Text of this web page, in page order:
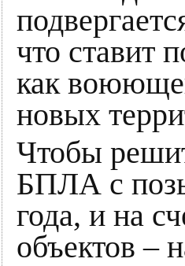
что ставит
как
новых
Чтобы
БПЛА с
года, и на
объектов –